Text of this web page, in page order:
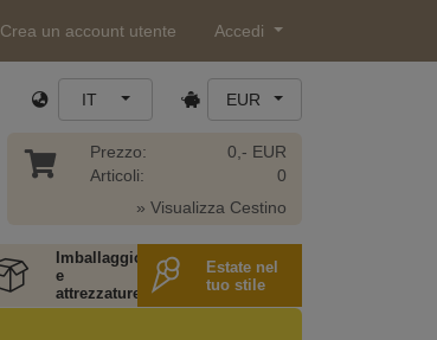
Crea un account utente Accedi
IT EUR
Prezzo:
Articoli:
0,- EUR
0
» Visualizza Cestino
Imballaggio
e
attrezzature
Estate nel
tuo stile